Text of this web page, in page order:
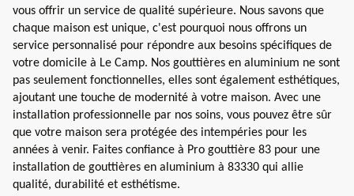
vous offrir un service de qualité supérieure. Nous savons que
chaque maison est unique, c'est pourquoi nous offrons un
service personnalisé pour répondre aux besoins spécifiques de
votre domicile à Le Camp. Nos gouttières en aluminium ne sont
pas seulement fonctionnelles, elles sont également esthétiques,
ajoutant une touche de modernité à votre maison. Avec une
installation professionnelle par nos soins, vous pouvez être sûr
que votre maison sera protégée des intempéries pour les
années à venir. Faites confiance à Pro gouttière 83 pour une
installation de gouttières en aluminium à 83330 qui allie
qualité, durabilité et esthétisme.